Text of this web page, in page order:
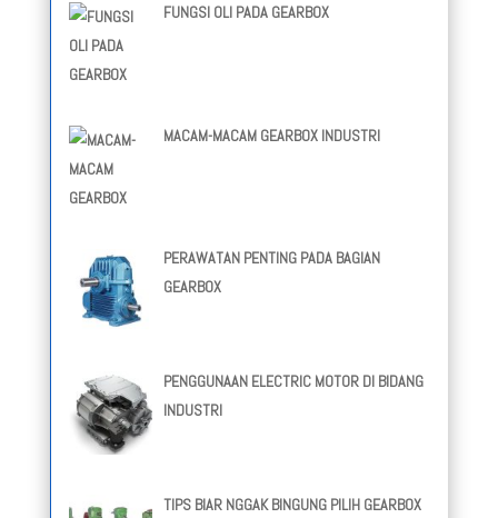
FUNGSI OLI PADA GEARBOX
MACAM-MACAM GEARBOX INDUSTRI
PERAWATAN PENTING PADA BAGIAN
GEARBOX
PENGGUNAAN ELECTRIC MOTOR DI BIDANG
INDUSTRI
TIPS BIAR NGGAK BINGUNG PILIH GEARBOX